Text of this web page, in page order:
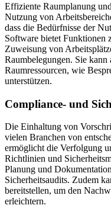
Effiziente Raumplanung
Nutzung von
dass die Bedürfnisse der
Software bietet Funktionen
Zuweisung von
Raumbelegungen. Sie
Raumressourcen, wie
unterstützen.
Compliance- und
Die Einhaltung von
vielen Branchen von
ermöglicht die Verfolgung
Richtlinien und
Planung und
Sicherheitsaudits. Zudem
bereitstellen, um den
erleichtern.